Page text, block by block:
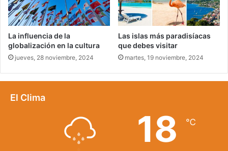
La influencia de la
globalización en la cultura
jueves, 28 noviembre, 2024
Las islas más paradisíacas
que debes visitar
martes, 19 noviembre, 2024
El Clima
18 ℃